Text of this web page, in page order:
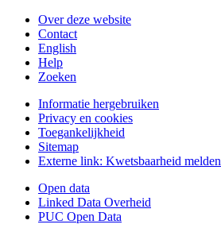
Over deze website
Contact
English
Help
Zoeken
Informatie hergebruiken
Privacy en cookies
Toegankelijkheid
Sitemap
Externe link: Kwetsbaarheid melden
Open data
Linked Data Overheid
PUC Open Data